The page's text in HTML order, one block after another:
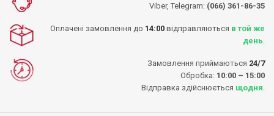
Viber, Telegram: (066) 361-86-35
Оплачені замовлення до 14:00 відправляються в той же
день
Замовлення приймаються 24/7
Обробка: 10:00 – 15:00
Відправка здійснюється щодня